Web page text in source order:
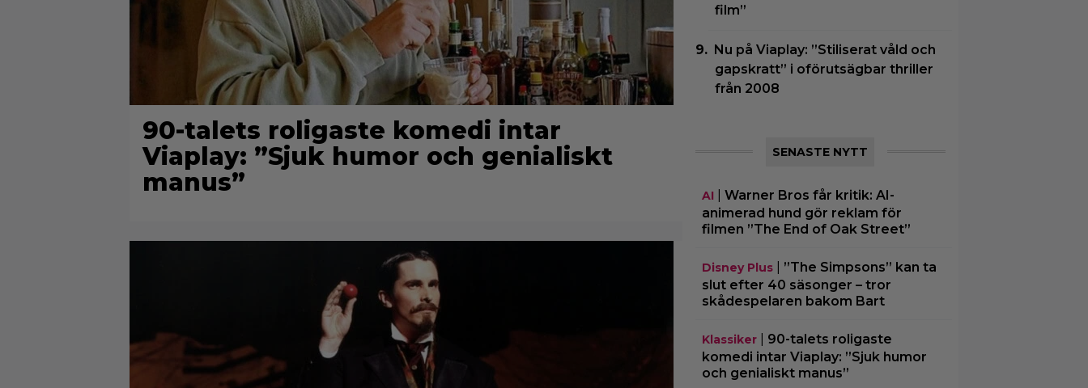
90-talets roligaste komedi intar
Viaplay: ”Sjuk humor och genialiskt
manus”
film”
Nu på Viaplay: ”Stiliserat våld och
gapskratt” i oförutsägbar thriller
från 2008
SENASTE NYTT
AI
Warner Bros får kritik: AI-
animerad hund gör reklam för
filmen ”The End of Oak Street”
Disney Plus| ”The Simpsons” kan ta
slut efter 40 säsonger – tror
skådespelaren bakom Bart
Klassiker| 90-talets roligaste
komedi intar Viaplay: ”Sjuk humor
och genialiskt manus”